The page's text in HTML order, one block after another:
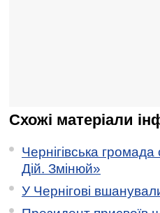
Схожі матеріали
Чернігівська
Дій. Змінюй»
У Чернігові